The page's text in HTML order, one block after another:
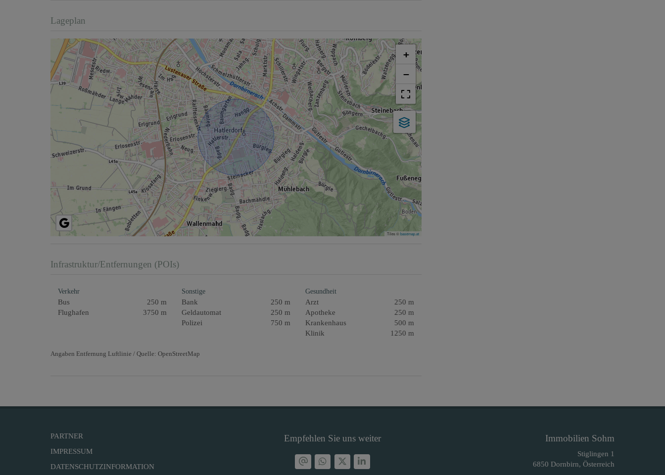
Lageplan
+
−
Tiles ©basemap.at
Infrastruktur/Entfernungen (POIs)
Verkehr
Bus
250 m
Flughafen
3750 m
Sonstige
Bank
250 m
Geldautomat
250 m
Polizei
750 m
Gesundheit
Arzt
250 m
Apotheke
250 m
Krankenhaus
500 m
Klinik
1250 m
Angaben Entfernung Luftlinie / Quelle: OpenStreetMap
PARTNER
IMPRESSUM
DATENSCHUTZINFORMATION
Empfehlen Sie uns weiter Immobilien Sohm
Stiglingen 1
6850 Dornbirn, Österreich